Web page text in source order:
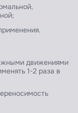
движениями
1-2 раза в